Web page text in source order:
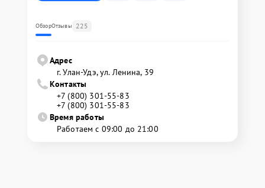
ОбзорОтзывы 225
Адрес
г. Улан-Удэ, ул. Ленина, 39
Контакты
+7 (800) 301-55-83
+7 (800) 301-55-83
Время работы
Работаем с 09:00 до 21:00